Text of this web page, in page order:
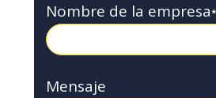
Nombre de la empresa*
Mensaje